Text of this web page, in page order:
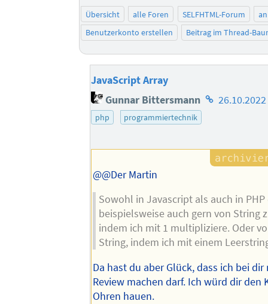
Übersicht alle Foren SELFHTML-Forum
Benutzerkonto erstellen
Beitrag im Thread-
JavaScript Array
Gunnar Bittersmann Homepage
php programmiertechnik
@@Der Martin
Sowohl in Javascript als auch in PHP
beispielsweise auch gern von String
indem ich mit 1 multipliziere. Oder
String, indem ich mit einem
Da hast du aber Glück, dass ich bei dir
Review machen darf. Ich würd dir den
Ohren hauen.